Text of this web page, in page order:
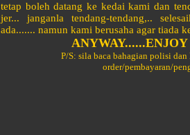
tetap boleh datang ke kedai kami dan
jer... janganla tendang-tendang,..
ada....... namun kami berusaha agar tiada
P/S: sila baca bahagian polisi
order/pembayaran/